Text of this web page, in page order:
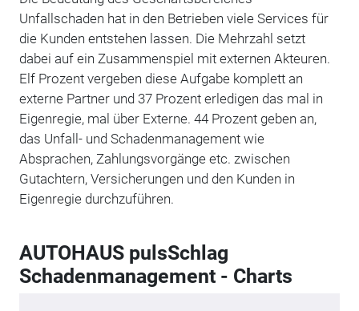
Unfallschaden hat in den Betrieben viele Services für
die Kunden entstehen lassen. Die Mehrzahl setzt
dabei auf ein Zusammenspiel mit externen Akteuren.
Elf Prozent vergeben diese Aufgabe komplett an
externe Partner und 37 Prozent erledigen das mal in
Eigenregie, mal über Externe. 44 Prozent geben an,
das Unfall- und Schadenmanagement wie
Absprachen, Zahlungsvorgänge etc. zwischen
Gutachtern, Versicherungen und den Kunden in
Eigenregie durchzuführen.
AUTOHAUS pulsSchlag
Schadenmanagement - Charts